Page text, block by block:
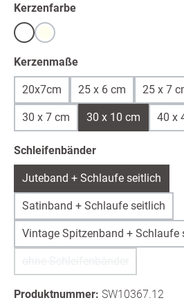
Kerzenfarbeauswählen
Weißwarmweiß /ivory
Kerzenmaßeauswählen
20x7cm 25 x 6 cm 25 x 7
30 x 7 cm 30 x 10 cm 40 x
Schleifenbänderauswählen
Juteband + Schlaufe seitlich
Satinband + Schlaufe seitlich
Vintage Spitzenband + Schlaufe
Produktnummer: SW10367.12